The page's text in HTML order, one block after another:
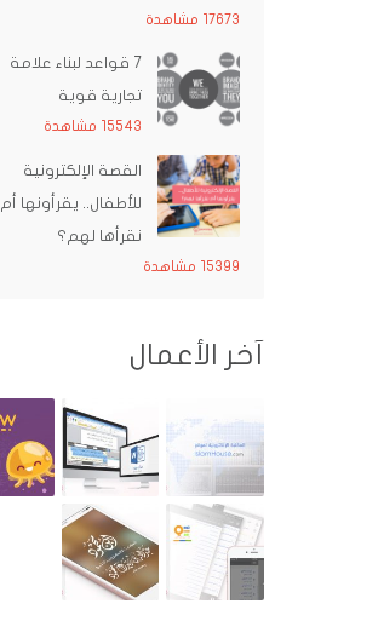
17673 مشاهدة
7 قواعد لبناء علامة
تجارية قوية
15543 مشاهدة
القصة الإلكترونية
للأطفال.. يقرأونها أم
نقرأها لهم؟
15399 مشاهدة
آخر الأعمال